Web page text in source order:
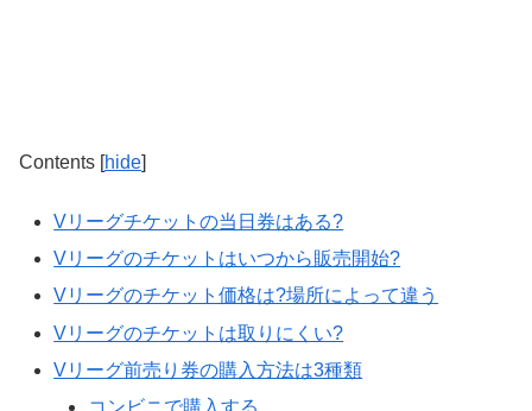
Contents [hide]
Vリーグチケットの当日券はある?
Vリーグのチケットはいつから販売開始?
Vリーグのチケット価格は?場所によって違う
Vリーグのチケットは取りにくい?
Vリーグ前売り券の購入方法は3種類
コンビニで購入する